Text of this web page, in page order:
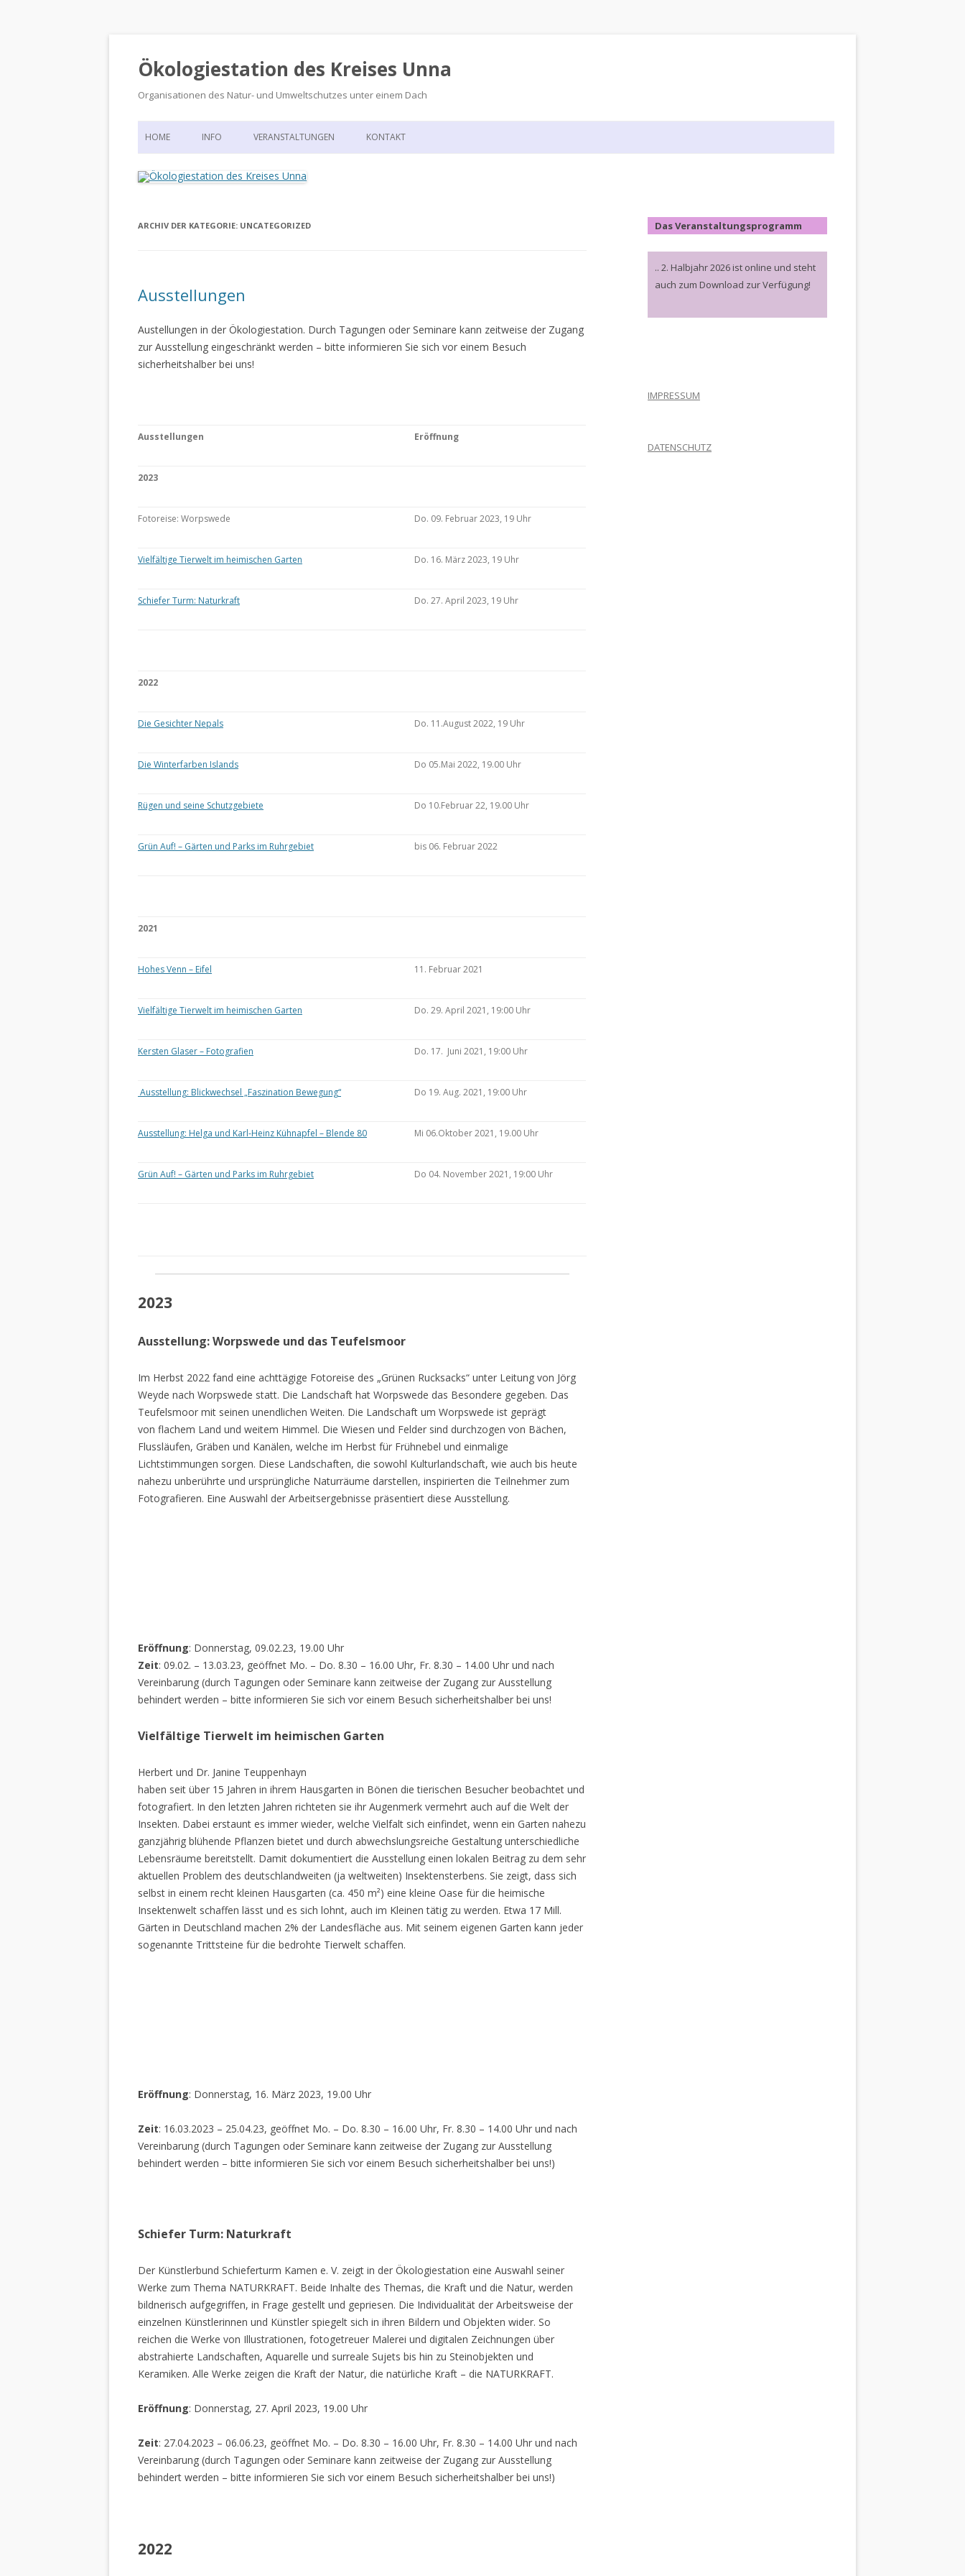
Ökologiestation des Kreises Unna
Organisationen des Natur- und Umweltschutzes unter einem Dach
Zum
HOME INFO VERANSTALTUNGEN KONTAKT
ARCHIV DER KATEGORIE: UNCATEGORIZED
Ausstellungen
Austellungen in der Ökologiestation. Durch Tagungen oder Seminare kann zeitweise der Zugang
zur Ausstellung eingeschränkt werden – bitte informieren Sie sich vor einem Besuch
sicherheitshalber bei uns!
Ausstellungen Eröffnung
2023
Fotoreise: Worpswede Do. 09. Februar 2023, 19 Uhr
Vielfältige Tierwelt im heimischen Garten Do. 16. März 2023, 19 Uhr
Schiefer Turm: Naturkraft Do. 27. April 2023, 19 Uhr
2022
Die Gesichter Nepals Do. 11.August 2022, 19 Uhr
Die Winterfarben Islands Do 05.Mai 2022, 19.00 Uhr
Rügen und seine Schutzgebiete Do 10.Februar 22, 19.00 Uhr
Grün Auf! – Gärten und Parks im Ruhrgebiet bis 06. Februar 2022
2021
Hohes Venn – Eifel 11. Februar 2021
Vielfältige Tierwelt im heimischen Garten Do. 29. April 2021, 19:00 Uhr
Kersten Glaser – Fotografien Do. 17. Juni 2021, 19:00 Uhr
Ausstellung: Blickwechsel „Faszination Bewegung“ Do 19. Aug. 2021, 19:00 Uhr
Ausstellung: Helga und Karl-Heinz Kühnapfel – Blende 80 Mi 06.Oktober 2021, 19.00 Uhr
Grün Auf! – Gärten und Parks im Ruhrgebiet Do 04. November 2021, 19:00 Uhr
2023
Ausstellung: Worpswede und das Teufelsmoor
Im Herbst 2022 fand eine achttägige Fotoreise des „Grünen Rucksacks“ unter Leitung von Jörg
Weyde nach Worpswede statt. Die Landschaft hat Worpswede das Besondere gegeben. Das
Teufelsmoor mit seinen unendlichen Weiten. Die Landschaft um Worpswede ist geprägt
von flachem Land und weitem Himmel. Die Wiesen und Felder sind durchzogen von Bächen,
Flussläufen, Gräben und Kanälen, welche im Herbst für Frühnebel und einmalige
Lichtstimmungen sorgen. Diese Landschaften, die sowohl Kulturlandschaft, wie auch bis heute
nahezu unberührte und ursprüngliche Naturräume darstellen, inspirierten die Teilnehmer zum
Fotografieren. Eine Auswahl der Arbeitsergebnisse präsentiert diese Ausstellung.
Eröffnung: Donnerstag, 09.02.23, 19.00 Uhr
Zeit: 09.02. – 13.03.23, geöffnet Mo. – Do. 8.30 – 16.00 Uhr, Fr. 8.30 – 14.00 Uhr und nach
Vereinbarung (durch Tagungen oder Seminare kann zeitweise der Zugang zur Ausstellung
behindert werden – bitte informieren Sie sich vor einem Besuch sicherheitshalber bei uns!
Vielfältige Tierwelt im heimischen Garten
Herbert und Dr. Janine Teuppenhayn
haben seit über 15 Jahren in ihrem Hausgarten in Bönen die tierischen Besucher beobachtet und
fotografiert. In den letzten Jahren richteten sie ihr Augenmerk vermehrt auch auf die Welt der
Insekten. Dabei erstaunt es immer wieder, welche Vielfalt sich einfindet, wenn ein Garten nahezu
ganzjährig blühende Pflanzen bietet und durch abwechslungsreiche Gestaltung unterschiedliche
Lebensräume bereitstellt. Damit dokumentiert die Ausstellung einen lokalen Beitrag zu dem sehr
aktuellen Problem des deutschlandweiten (ja weltweiten) Insektensterbens. Sie zeigt, dass sich
selbst in einem recht kleinen Hausgarten (ca. 450 m²) eine kleine Oase für die heimische
Insektenwelt schaffen lässt und es sich lohnt, auch im Kleinen tätig zu werden. Etwa 17 Mill.
Gärten in Deutschland machen 2% der Landesfläche aus. Mit seinem eigenen Garten kann jeder
sogenannte Trittsteine für die bedrohte Tierwelt schaffen.
Eröffnung: Donnerstag, 16. März 2023, 19.00 Uhr
Zeit: 16.03.2023 – 25.04.23, geöffnet Mo. – Do. 8.30 – 16.00 Uhr, Fr. 8.30 – 14.00 Uhr und nach
Vereinbarung (durch Tagungen oder Seminare kann zeitweise der Zugang zur Ausstellung
behindert werden – bitte informieren Sie sich vor einem Besuch sicherheitshalber bei uns!)
Schiefer Turm: Naturkraft
Der Künstlerbund Schieferturm Kamen e. V. zeigt in der Ökologiestation eine Auswahl seiner
Werke zum Thema NATURKRAFT. Beide Inhalte des Themas, die Kraft und die Natur, werden
bildnerisch aufgegriffen, in Frage gestellt und gepriesen. Die Individualität der Arbeitsweise der
einzelnen Künstlerinnen und Künstler spiegelt sich in ihren Bildern und Objekten wider. So
reichen die Werke von Illustrationen, fotogetreuer Malerei und digitalen Zeichnungen über
abstrahierte Landschaften, Aquarelle und surreale Sujets bis hin zu Steinobjekten und
Keramiken. Alle Werke zeigen die Kraft der Natur, die natürliche Kraft – die NATURKRAFT.
Eröffnung: Donnerstag, 27. April 2023, 19.00 Uhr
Zeit: 27.04.2023 – 06.06.23, geöffnet Mo. – Do. 8.30 – 16.00 Uhr, Fr. 8.30 – 14.00 Uhr und nach
Vereinbarung (durch Tagungen oder Seminare kann zeitweise der Zugang zur Ausstellung
behindert werden – bitte informieren Sie sich vor einem Besuch sicherheitshalber bei uns!)
2022
Das Veranstaltungsprogramm
.. 2. Halbjahr 2026 ist online und steht
auch zum Download zur Verfügung!
IMPRESSUM
DATENSCHUTZ